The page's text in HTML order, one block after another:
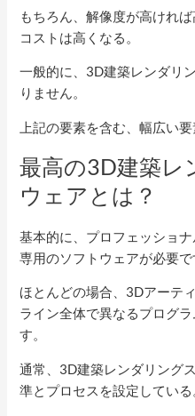
もちろん、解像度が高けれ
コストは高くなる。
一般的に、3D建築レンダリ
りません。
上記の要素を含む、幅広い要
最高の3D建築レ
ウェアとは？
基本的に、プロフェッショ
専用のソフトウェアが必要で
ほとんどの場合、3Dアーテ
ライン全体で異なるプログ
す。
通常、3D建築レンダリング
準とプロセスを設定している